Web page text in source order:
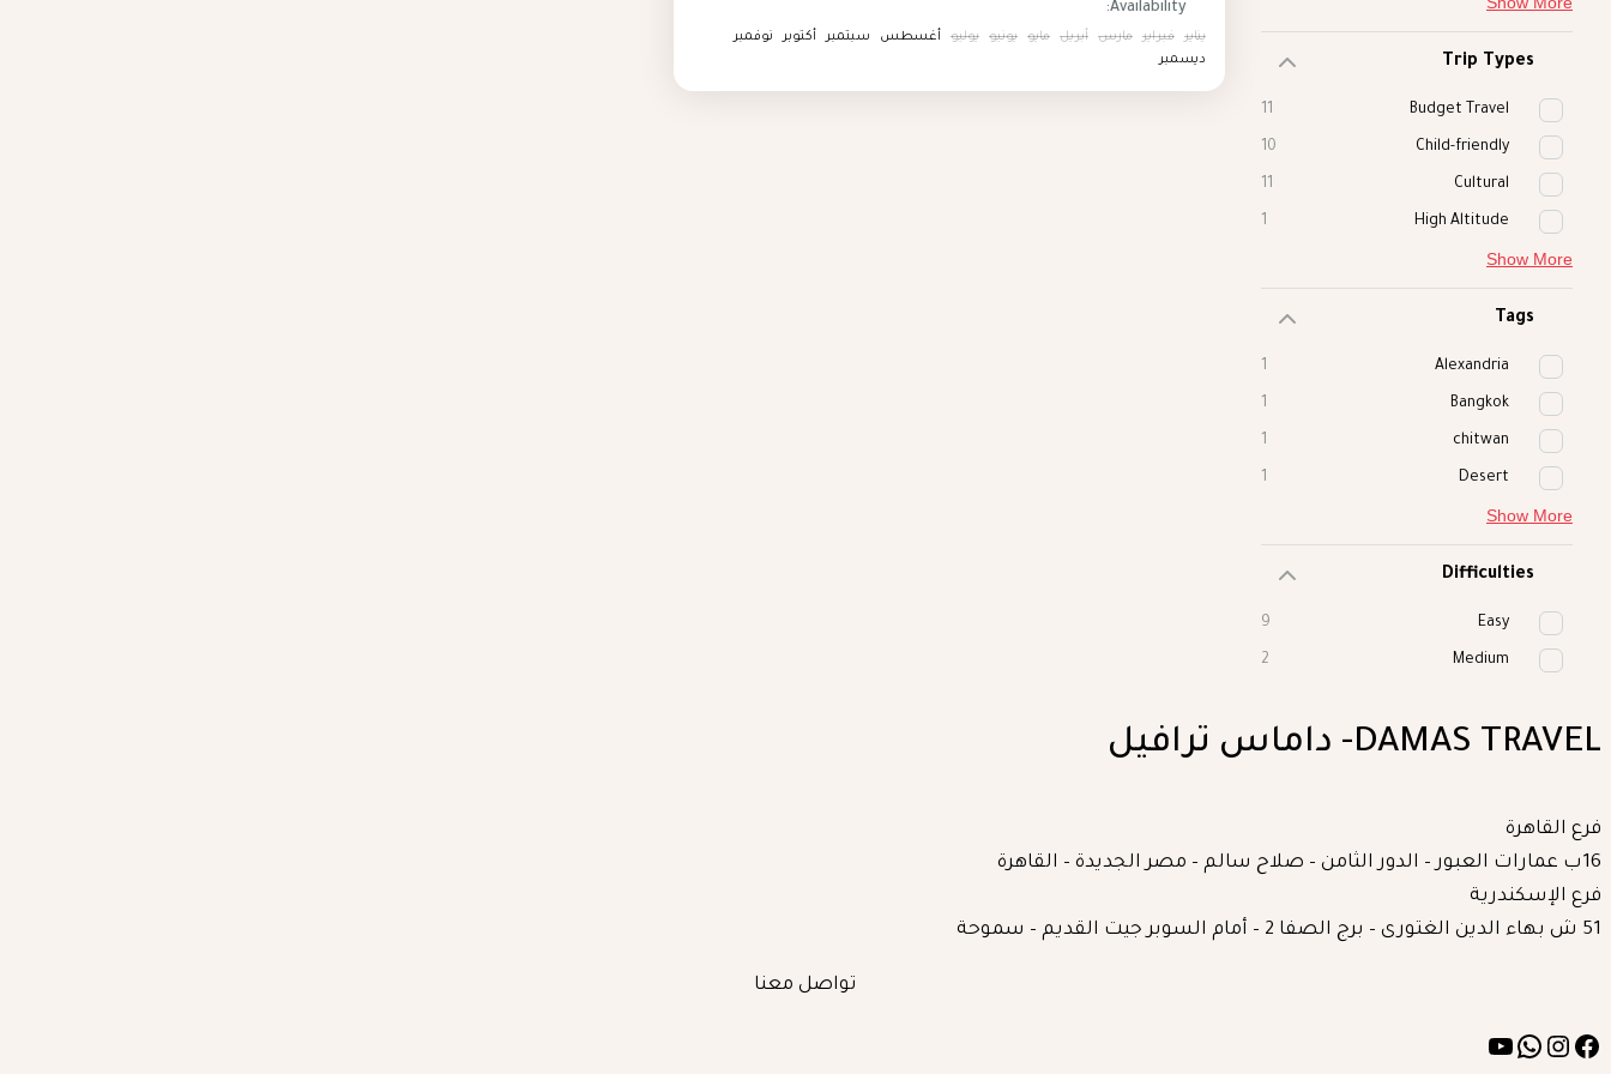
Trip Types
Budget Travel
11
Child-friendly
10
Cultural
11
High Altitude
1
Show More
Tags
Alexandria
1
Bangkok
1
chitwan
1
Desert
1
Show More
Difficulties
Easy
9
Medium
2
Temple of Karnak, and the Nile River.
Availability:
يناير فبراير مارس أبريل مايو يونيو يوليو أغسطس سبتمبر أكتوبر
نوفمبر
ديسمبر
DAMAS TRAVEL- داماس ترافيل
فرع القاهرة
16ب عمارات العبور – الدور الثامن – صلاح سالم – مصر الجديدة – القاهرة
فرع الإسكندرية
51 ش بهاء الدين الغتورى – برج الصفا 2 – أمام السوبر جيت القديم – سموحة
تواصل معنا
Facebook
Instagram
WhatsApp
YouTube